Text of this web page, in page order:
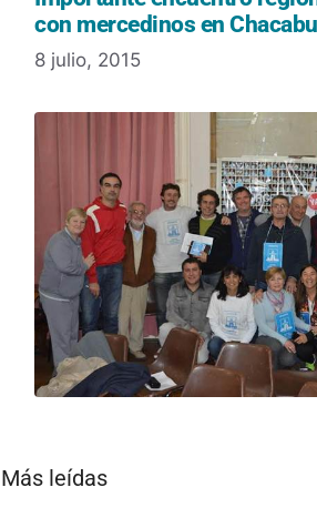
con mercedinos en
8 julio, 2015
Más leídas